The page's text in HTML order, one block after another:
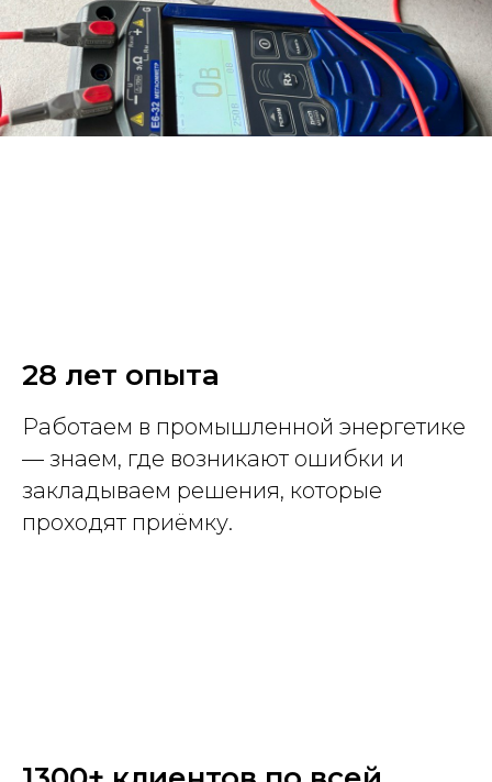
28 лет опыта
Работаем в промышленной энергетике
— знаем, где возникают ошибки и
закладываем решения, которые
проходят приёмку.